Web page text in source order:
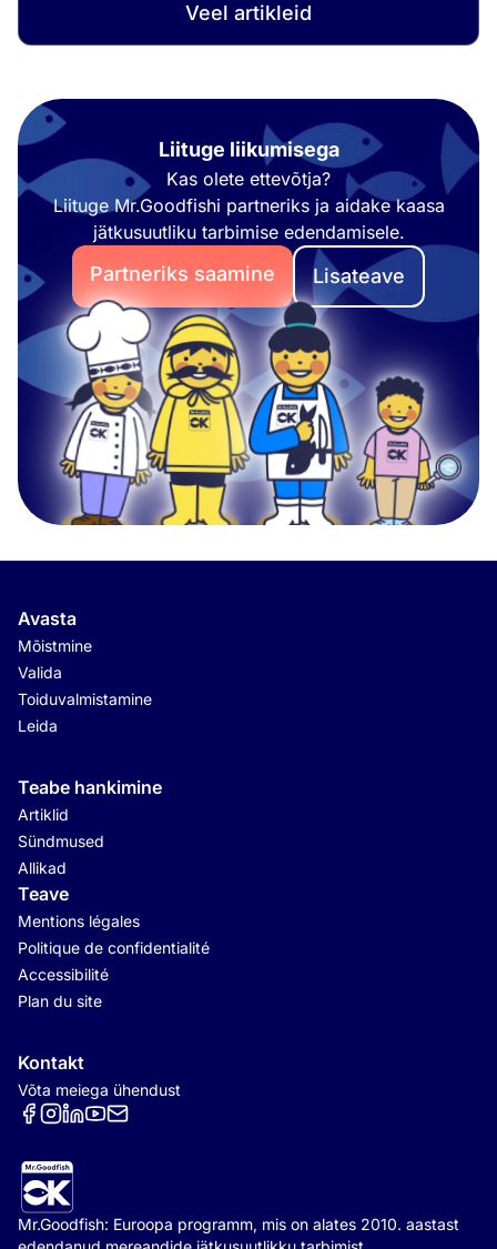
Veel artikleid
Liituge liikumisega
Kas olete ettevõtja?
Liituge Mr.Goodfishi partneriks ja aidake kaasa
jätkusuutliku tarbimise edendamisele.
Partneriks saamine Lisateave
Avasta
Mõistmine
Valida
Toiduvalmistamine
Leida
Teabe hankimine
Artiklid
Sündmused
Allikad
Teave
Mentions légales
Politique de confidentialité
Accessibilité
Plan du site
Kontakt
Võta meiega ühendust
Réseaux sociaux
Mr.Goodfish: Euroopa programm, mis on alates 2010. aastast